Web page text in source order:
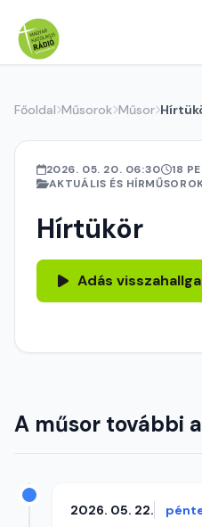
Főoldal Műsorok Műsor
2026. 05. 20. 06:30
18
AKTUÁLIS ÉS
Hírtükör
Adás
A műsor további
2026. 05. 22.